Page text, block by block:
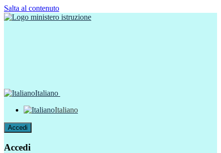
Salta al contenuto
Italiano
Italiano
Accedi
Accedi